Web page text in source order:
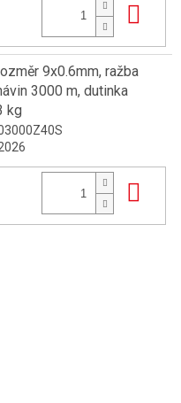
9x0.6mm, ražba
3000 m, dutinka
kg